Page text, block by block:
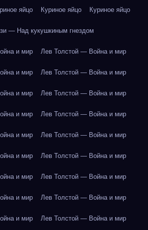
яйцо Куриное яйцо Куриное яйцо
— Над кукушкиным гнездом
и мир Лев Толстой — Война и мир
и мир Лев Толстой — Война и мир
и мир Лев Толстой — Война и мир
и мир Лев Толстой — Война и мир
и мир Лев Толстой — Война и мир
и мир Лев Толстой — Война и мир
и мир Лев Толстой — Война и мир
и мир Лев Толстой — Война и мир
и мир Лев Толстой — Война и мир